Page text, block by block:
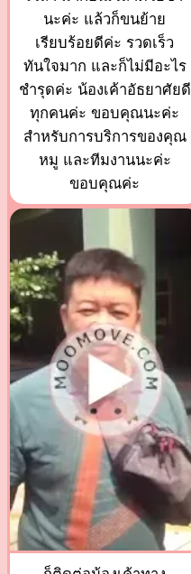
นะค่ะ แล้วก็ขนย้าย
เรียบร้อยดีค่ะ รวดเร็ว
ทันใจมาก และก็ไม่มีอะไร
ชำรุดค่ะ น้องเค้าอัธยาศัยดี
ทุกคนค่ะ ขอบคุณนะค่ะ
สำหรับการบริการของคุณ
หมู และทีมงานนะค่ะ
ขอบคุณค่ะ